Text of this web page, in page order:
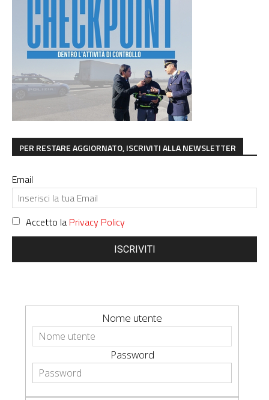
PER RESTARE AGGIORNATO, ISCRIVITI ALLA NEWSLETTER
Email
Accetto la Privacy Policy
ISCRIVITI
Nome utente
Password